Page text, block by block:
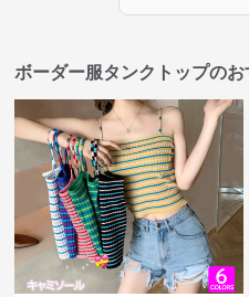
ボーダー服タンクトップの